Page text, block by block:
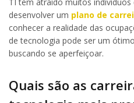
TI tem atraído muitos
desenvolver um plano de
conhecer a realidade das
de tecnologia pode ser um
buscando se aperfeiçoar.
Quais são as